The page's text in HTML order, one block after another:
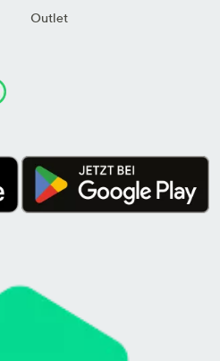
Outlet